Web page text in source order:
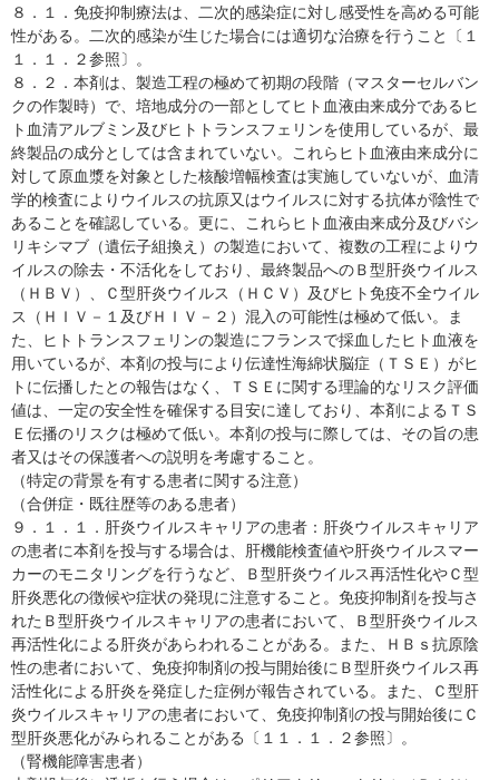
８．１．免疫抑制療法は、二次的感染症に対し感受性を高める可能
性がある。二次的感染が生じた場合には適切な治療を行うこと〔１
１．１．２参照〕。
８．２．本剤は、製造工程の極めて初期の段階（マスターセルバン
クの作製時）で、培地成分の一部としてヒト血液由来成分であるヒ
ト血清アルブミン及びヒトトランスフェリンを使用しているが、最
終製品の成分としては含まれていない。これらヒト血液由来成分に
対して原血漿を対象とした核酸増幅検査は実施していないが、血清
学的検査によりウイルスの抗原又はウイルスに対する抗体が陰性で
あることを確認している。更に、これらヒト血液由来成分及びバシ
リキシマブ（遺伝子組換え）の製造において、複数の工程によりウ
イルスの除去・不活化をしており、最終製品へのＢ型肝炎ウイルス
（ＨＢＶ）、Ｃ型肝炎ウイルス（ＨＣＶ）及びヒト免疫不全ウイル
ス（ＨＩＶ－１及びＨＩＶ－２）混入の可能性は極めて低い。ま
た、ヒトトランスフェリンの製造にフランスで採血したヒト血液を
用いているが、本剤の投与により伝達性海綿状脳症（ＴＳＥ）がヒ
トに伝播したとの報告はなく、ＴＳＥに関する理論的なリスク評価
値は、一定の安全性を確保する目安に達しており、本剤によるＴＳ
Ｅ伝播のリスクは極めて低い。本剤の投与に際しては、その旨の患
者又はその保護者への説明を考慮すること。
（特定の背景を有する患者に関する注意）
（合併症・既往歴等のある患者）
９．１．１．肝炎ウイルスキャリアの患者：肝炎ウイルスキャリア
の患者に本剤を投与する場合は、肝機能検査値や肝炎ウイルスマー
カーのモニタリングを行うなど、Ｂ型肝炎ウイルス再活性化やＣ型
肝炎悪化の徴候や症状の発現に注意すること。免疫抑制剤を投与さ
れたＢ型肝炎ウイルスキャリアの患者において、Ｂ型肝炎ウイルス
再活性化による肝炎があらわれることがある。また、ＨＢｓ抗原陰
性の患者において、免疫抑制剤の投与開始後にＢ型肝炎ウイルス再
活性化による肝炎を発症した症例が報告されている。また、Ｃ型肝
炎ウイルスキャリアの患者において、免疫抑制剤の投与開始後にＣ
型肝炎悪化がみられることがある〔１１．１．２参照〕。
（腎機能障害患者）